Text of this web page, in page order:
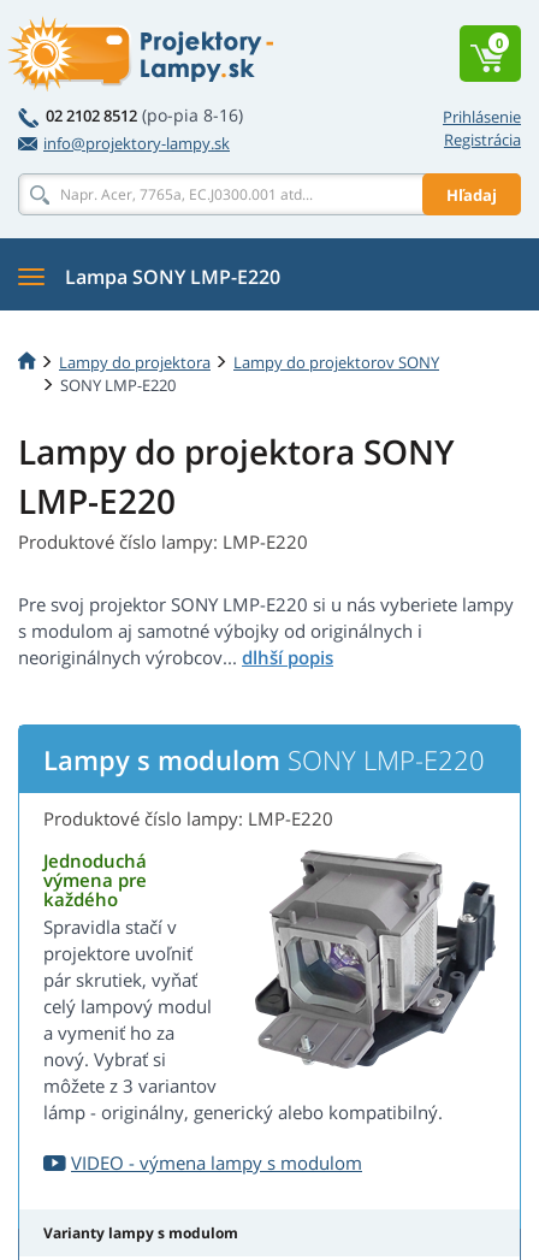
Prihlásenie
Registrácia
02 2102 8512 (po-pia 8-16)
info@projektory-lampy.sk
Hľadaj
0
Lampa SONY LMP-E220
Lampy do projektora
Lampy do projektorov SONY
SONY LMP-E220
Lampy do projektora SONY
LMP-E220
Produktové číslo lampy: LMP-E220
Pre svoj projektor SONY LMP-E220 si u nás vyberiete lampy
s modulom aj samotné výbojky od originálnych i
neoriginálnych výrobcov...
Lampy s modulom SONY LMP-E220
Produktové číslo lampy: LMP-E220
Jednoduchá
výmena pre
každého
Spravidla stačí v
projektore uvoľniť
pár skrutiek, vyňať
celý lampový modul
a vymeniť ho za
nový. Vybrať si
môžete z 3 variantov
lámp - originálny, generický alebo kompatibilný.
VIDEO - výmena lampy s modulom
Varianty lampy s modulom